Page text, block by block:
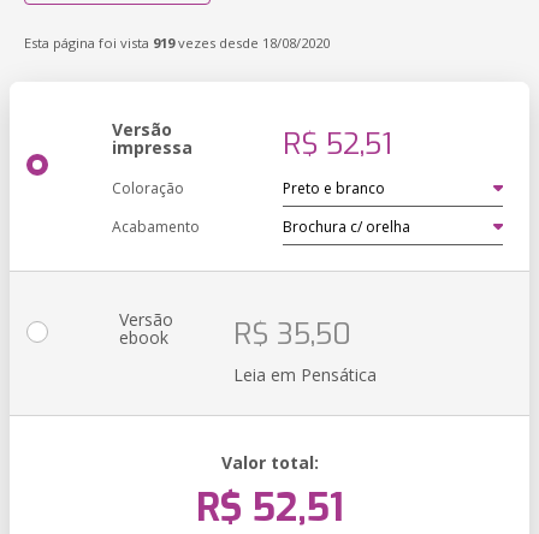
Esta página foi vista 919vezes desde 18/08/2020
Versão
impressa R$ 52,51
Coloração
Acabamento
Versão
ebook R$ 35,50
Leia em Pensática
Valor total:
R$ 52,51